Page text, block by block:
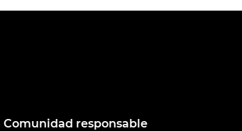
Comunidad responsable